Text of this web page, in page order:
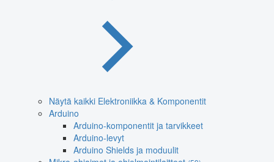
Näytä kaikki Elektroniikka & Komponentit
Arduino
Arduino-komponentit ja tarvikkeet
Arduino-levyt
Arduino Shields ja moduulit